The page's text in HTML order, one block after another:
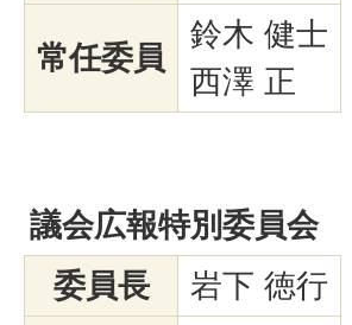
常任委員
鈴木 健士
西澤 正
議会広報特別委員会
委員長
岩下 徳行